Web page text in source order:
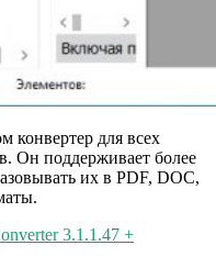
конвертер для всех
Он поддерживает более
их в PDF, DOC,
3.1.1.47 +